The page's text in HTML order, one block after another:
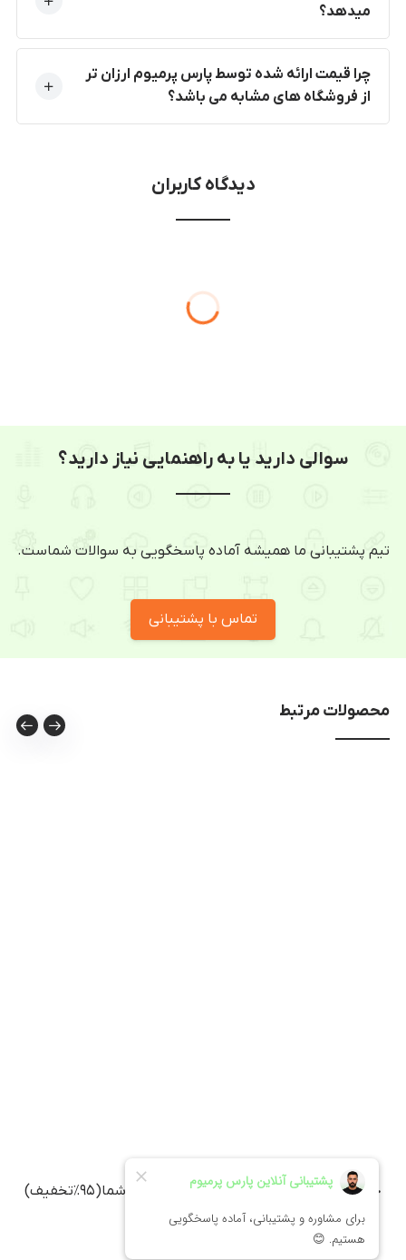
میدهد؟
چرا قیمت ارائه شده توسط پارس پرمیوم ارزان تر
از فروشگاه های مشابه می باشد؟
دیدگاه کاربران
سوالی دارید یا به راهنمایی نیاز دارید؟
تیم پشتیبانی ما همیشه آماده پاسخگویی به سوالات شماست.
تماس با پشتیبانی
محصولات مرتبط
خرید اکانت Rank Math (رنک مث) با ایمیل شما(۹۵٪تخفیف)